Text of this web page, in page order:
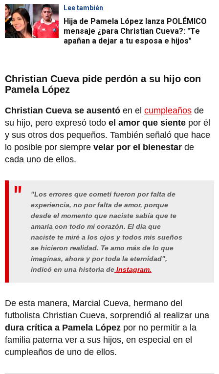
Lee también
Hija de Pamela López lanza POLÉMICO
mensaje ¿para Christian Cueva?: "Te
apañan a dejar a tu esposa e hijos"
Christian Cueva pide perdón a su hijo con
Pamela López
Christian Cueva se ausentó en el cumpleaños de
su hijo, pero expresó todo el amor que siente por él
y sus otros dos pequeños. También señaló que hace
lo posible por siempre velar por el bienestar de
cada uno de ellos.
"Los errores que cometí fueron por falta de
experiencia, no por falta de amor, porque
desde el momento que naciste sabía que te
amaría con todo mi corazón. El día que
naciste te miré a los ojos y todos mis sueños
se hicieron realidad. Te amo más de lo que
imaginas, ahora y por toda la eternidad",
indicó en una historia de Instagram.
De esta manera, Marcial Cueva, hermano del
futbolista Christian Cueva, sorprendió al realizar una
dura crítica a Pamela López por no permitir a la
familia paterna ver a sus hijos, en especial en el
cumpleaños de uno de ellos.